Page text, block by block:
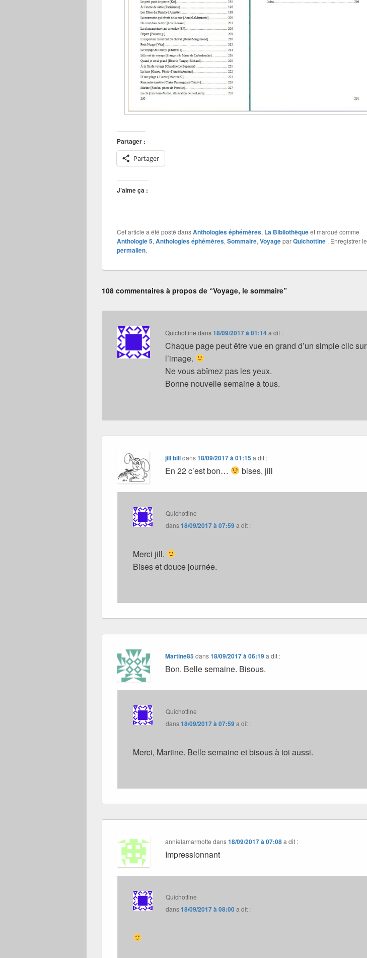
Partager :
Partager
J’aime ça :
Cet article a été posté dansAnthologies éphémères, La Bibliothèqueet marqué comme
Anthologie 5, Anthologies éphémères, Sommaire, VoyageparQuichottine . Enregistrer le
permalien.
108 commentaires à propos de “Voyage, le sommaire”
Quichottine dans18/09/2017 à 01:14a dit :
Chaque page peut être vue en grand d’un simple clic sur
l’image.
Ne vous abîmez pas les yeux.
Bonne nouvelle semaine à tous.
jill billdans18/09/2017 à 01:15a dit :
En 22 c’est bon… bises, jill
Quichottine
dans18/09/2017 à 07:59a dit :
Merci jill.
Bises et douce journée.
Martine85dans18/09/2017 à 06:19a dit :
Bon. Belle semaine. Bisous.
Quichottine
dans18/09/2017 à 07:59a dit :
Merci, Martine. Belle semaine et bisous à toi aussi.
annielamarmotte dans18/09/2017 à 07:08a dit :
Impressionnant
Quichottine
dans18/09/2017 à 08:00a dit :